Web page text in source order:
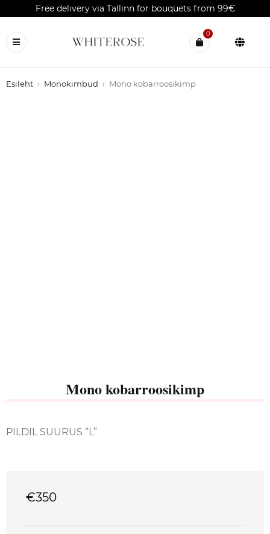
Free delivery via Tallinn for bouquets from 99€
0
Esileht › Monokimbud › Mono kobarroosikimp
Mono kobarroosikimp
PILDIL SUURUS “L”
€350